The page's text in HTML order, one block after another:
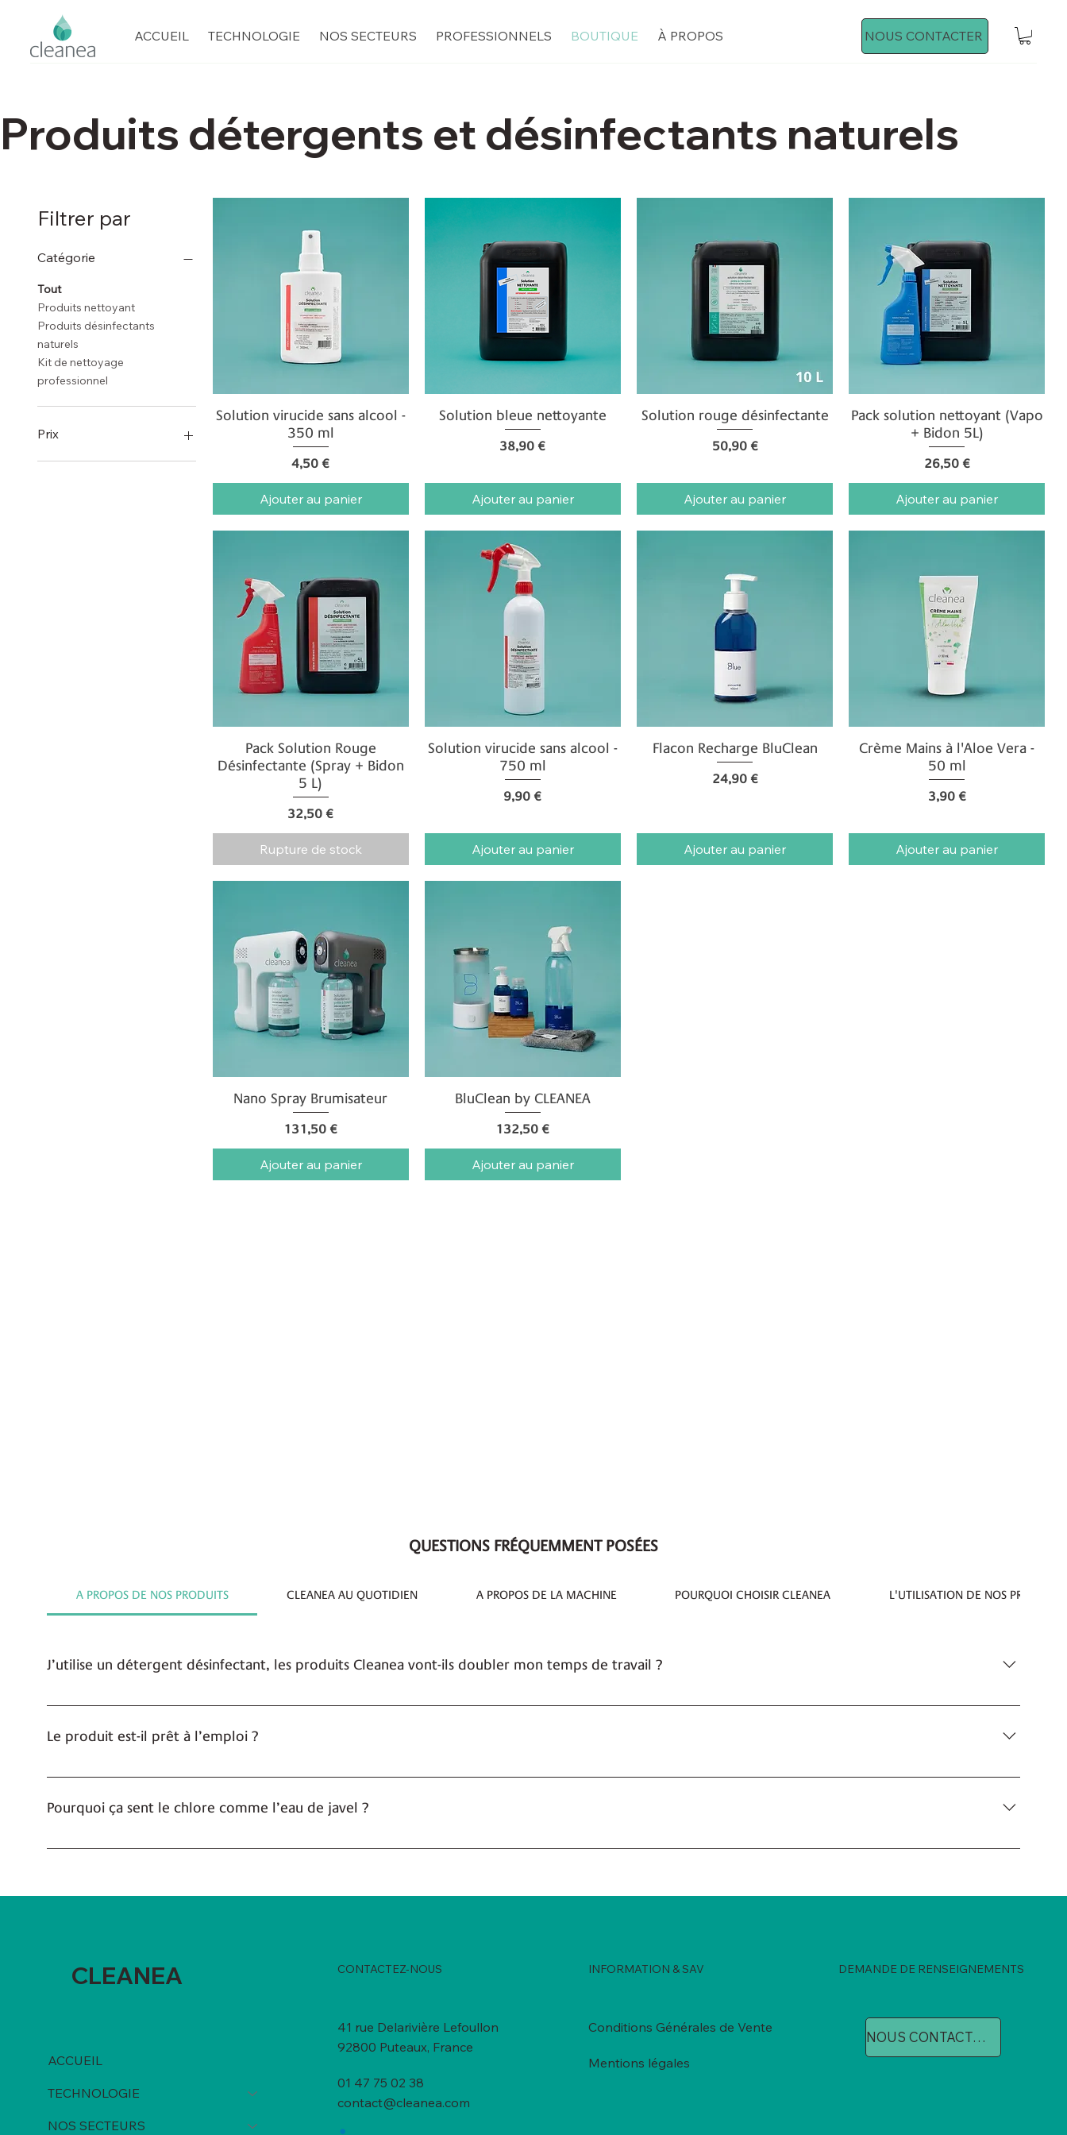
ACCUEIL TECHNOLOGIE NOS SECTEURS PROFESSIONNELS BOUTIQUE À PROPOS NOUS CONTACTER
Produits détergents et désinfectants naturels
Filtrer par
Catégorie
Tout
Produits nettoyant
Produits désinfectants
naturels
Kit de nettoyage
professionnel
Prix
Aperçu rapide
Solution virucide sans alcool -
350 ml
Prix
4,50 €
Ajouter au panier
Aperçu rapide
Solution bleue nettoyante
Prix
38,90 €
Ajouter au panier
Aperçu rapide
Solution rouge désinfectante
Prix
50,90 €
Ajouter au panier
Aperçu rapide
Pack solution nettoyant (Vapo
+ Bidon 5L)
Prix
26,50 €
Ajouter au panier
Aperçu rapide
Pack Solution Rouge
Désinfectante (Spray + Bidon
5 L)
Prix
32,50 €
Rupture de stock
Aperçu rapide
Solution virucide sans alcool -
750 ml
Prix
9,90 €
Ajouter au panier
Aperçu rapide
Flacon Recharge BluClean
Prix
24,90 €
Ajouter au panier
Aperçu rapide
Crème Mains à l'Aloe Vera -
50 ml
Prix
3,90 €
Ajouter au panier
Aperçu rapide
Nano Spray Brumisateur
Prix
131,50 €
Ajouter au panier
Aperçu rapide
BluClean by CLEANEA
Prix
132,50 €
Ajouter au panier
QUESTIONS FRÉQUEMMENT POSÉES
A PROPOS DE NOS PRODUITS CLEANEA AU QUOTIDIEN A PROPOS DE LA MACHINE POURQUOI CHOISIR CLEANEA L'UTILISATION DE NOS PRODUITS
J’utilise un détergent désinfectant, les produits Cleanea vont-ils doubler mon temps de travail ?
Si de la saleté ou de la matière est présente, il faut déjà l’éliminer, faute de quoi aucune désinfection n’est possible. Cela nécessite bien deux gestes, tout comme avec
sont tellement simples à utiliser pour les agents de nettoyage : pas de calculs de dosage, ni de dilution ; ni de rinçage à faire après. Les produits ne laissent aucune
Le produit est-il prêt à l’emploi ?
Oui nos produits détergents et désinfectants Cleanea sont prêts à l'emploi dès la sortie de la machine : press and use !
Pourquoi ça sent le chlore comme l’eau de javel ?
L'odeur de chlore, qui peut rappeler celle de l'eau de Javel, vient de notre principe actif, le sel ou le chlorure de sodium. C'est un agent super efficace contre les
ACCUEIL
TECHNOLOGIE
NOS SECTEURS
CLEANEA
01 47 75 02 38
contact@cleanea.com
41 rue Delarivière Lefoullon
92800 Puteaux, France
CONTACTEZ-NOUS INFORMATION & SAV
Conditions Générales de Vente
Mentions légales
NOUS CONTACTER
DEMANDE DE RENSEIGNEMENTS